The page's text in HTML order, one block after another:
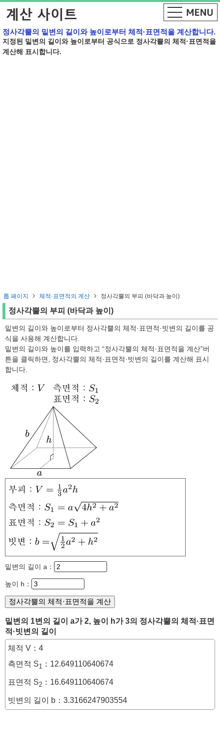
정사각뿔의 밑변의 길이와 높이로부터 체적·표면적을 계산합니다.
지정된 밑변의 길이와 높이로부터 공식으로 정사각뿔의 체적·표면적을
계산해 표시합니다.
톱 페이지 체적·표면적의 계산 정사각뿔의 부피 (바닥과 높이)
정사각뿔의 부피 (바닥과 높이)
밑변의 길이와 높이로부터 정사각뿔의 체적·표면적·빗변의 길이를 공
식을 사용해 계산합니다.
밑변의 길이와 높이를 입력하고 “정사각뿔의 체적·표면적을 계산”버
튼을 클릭하면, 정사각뿔의 체적·표면적·빗변의 길이를 계산해 표시
합니다.
밑변의 길이 a：
높이 h：
밑변의 1변의 길이 a가 2, 높이 h가 3의 정사각뿔의 체적·표면
적·빗변의 길이
체적 V：4
측면적 S1 ：12.649110640674
표면적 S2 ：16.649110640674
빗변의 길이 b：3.3166247903554